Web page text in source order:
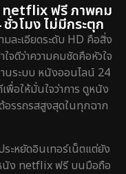
ฟรี ภาพคม
วโมง ไม่มีกระตุก
ละเอียดระดับ HD คือสิ่ง
ใจดีว่าความคมชัดคือหัวใจ
ระบบ หนังออนไลน์ 24
พื่อให้มั่นใจว่าการ ดูหนัง
อรรถรสสูงสุดในทุกฉาก
ะหยัดอินเทอร์เน็ตแต่ยัง
หนัง netflix ฟรี บนมือถือ